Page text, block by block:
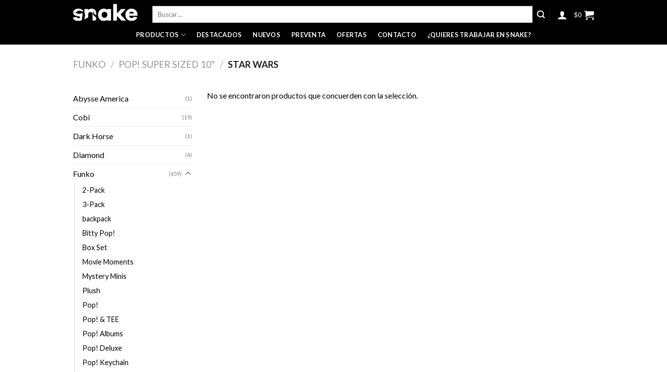
Buscar
$0
PRODUCTOS DESTACADOS NUEVOS PREVENTA OFERTAS CONTACTO ¿QUIERES TRABAJAR EN SNAKE?
FUNKO / POP! SUPER SIZED 10" / STAR WARS
Abysse America (1)
Cobi (19)
Dark Horse (1)
Diamond (4)
Funko (659)
2-Pack
3-Pack
backpack
Bitty Pop!
Box Set
Movie Moments
Mystery Minis
Plush
Pop!
Pop! & TEE
Pop! Albums
Pop! Deluxe
Pop! Keychain
No se encontraron productos que concuerden con la selección.